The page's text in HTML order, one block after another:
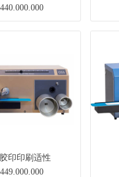
印印刷适性